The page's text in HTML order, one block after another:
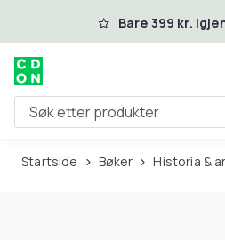
Hopp til hovedinnhold
Bare 399 kr.
Søk etter produkter
Startside Bøker Historia &